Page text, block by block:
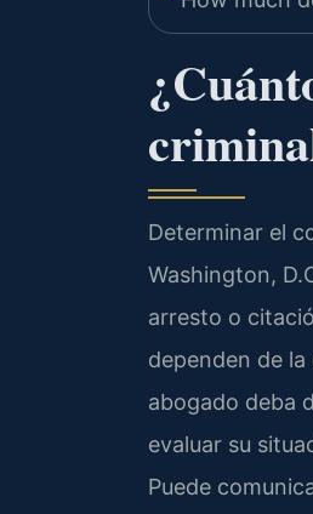
Determinar el
Washington,
arresto o
dependen de
abogado deba
evaluar su
Puede